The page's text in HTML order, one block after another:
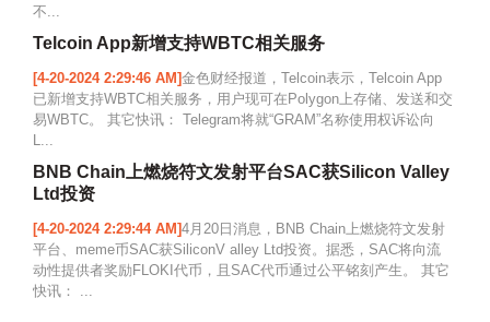
不...
Telcoin App新增支持WBTC相关服务
[4-20-2024 2:29:46 AM]金色财经报道，Telcoin表示，Telcoin App
已新增支持WBTC相关服务，用户现可在Polygon上存储、发送和交
易WBTC。 其它快讯： Telegram将就“GRAM”名称使用权诉讼向
L...
BNB Chain上燃烧符文发射平台SAC获Silicon Valley
Ltd投资
[4-20-2024 2:29:44 AM]4月20日消息，BNB Chain上燃烧符文发射
平台、meme币SAC获SiliconV alley Ltd投资。据悉，SAC将向流
动性提供者奖励FLOKI代币，且SAC代币通过公平铭刻产生。 其它
快讯： ...